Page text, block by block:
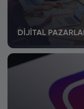
DIJITAL